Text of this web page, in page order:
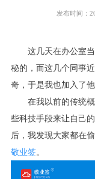
发布时间：
这几天在办公室
秘的，而这几个同事
奇，于是我也加入了
在我以前的传统
些科技手段来让自己
后，我发现大家都在
敬业签。